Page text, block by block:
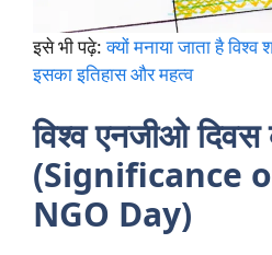
इसे भी पढ़े:क्यों मनाया जाता है
इसका इतिहास और महत्व
विश्व एनजीओ दिवस
(Significance
NGO Day)